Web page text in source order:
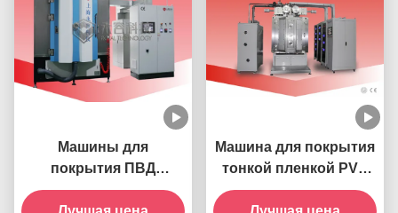
Машины для
покрытия ПВД
магниторонным
Машина для покрытия
тонкой пленкой PVD
Sputtering-RTSP950-